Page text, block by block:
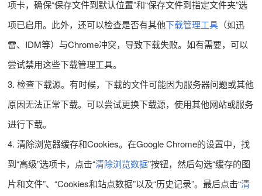
项卡，确保“保存文件到默认位置”和“保存文件到指定文件夹”选
项已启用。此外，还可以检查是否有其他下载管理工具（如迅
雷、IDM等）与Chrome冲突，导致下载失败。如有需要，可以
尝试禁用这些下载管理工具。
3. 检查下载源。有时候，下载的文件可能因为服务器问题或其他
原因无法正常下载。可以尝试更换下载源，使用其他网站或服务
进行下载。
4. 清除浏览器缓存和Cookies。在Google Chrome的设置中，找
到“高级”选项卡，点击“清除浏览数据”按钮，然后勾选“缓存的图
片和文件”、“Cookies和站点数据”以及“历史记录”。最后点击“清